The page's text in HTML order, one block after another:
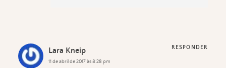
Lara Kneip
11 de abril de 2017 às 8:28 pm
RESPONDER